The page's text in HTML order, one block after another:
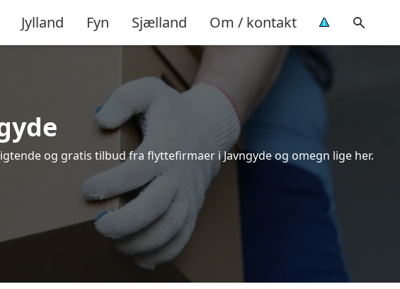
Jylland Fyn Sjælland Om / kontakt
og gratis tilbud fra flyttefirmaer i Javngyde og omegn lige her.